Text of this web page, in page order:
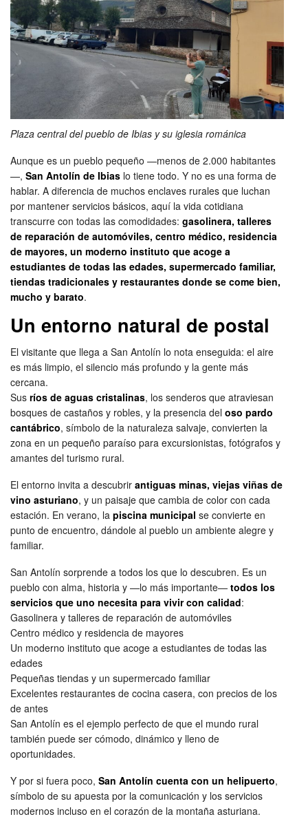
Plaza central del pueblo de Ibias y su iglesia románica
Aunque es un pueblo pequeño —menos de 2.000 habitantes
—, San Antolín de Ibias lo tiene todo. Y no es una forma de
hablar. A diferencia de muchos enclaves rurales que luchan
por mantener servicios básicos, aquí la vida cotidiana
transcurre con todas las comodidades: gasolinera, talleres
de reparación de automóviles, centro médico, residencia
de mayores, un moderno instituto que acoge a
estudiantes de todas las edades, supermercado familiar,
tiendas tradicionales y restaurantes donde se come bien,
mucho y barato.
Un entorno natural de postal
El visitante que llega a San Antolín lo nota enseguida: el aire
es más limpio, el silencio más profundo y la gente más
cercana.
Sus ríos de aguas cristalinas, los senderos que atraviesan
bosques de castaños y robles, y la presencia del oso pardo
cantábrico, símbolo de la naturaleza salvaje, convierten la
zona en un pequeño paraíso para excursionistas, fotógrafos y
amantes del turismo rural.
El entorno invita a descubrir antiguas minas, viejas viñas de
vino asturiano, y un paisaje que cambia de color con cada
estación. En verano, la piscina municipal se convierte en
punto de encuentro, dándole al pueblo un ambiente alegre y
familiar.
San Antolín sorprende a todos los que lo descubren. Es un
pueblo con alma, historia y —lo más importante— todos los
servicios que uno necesita para vivir con calidad:
Gasolinera y talleres de reparación de automóviles
Centro médico y residencia de mayores
Un moderno instituto que acoge a estudiantes de todas las
edades
Pequeñas tiendas y un supermercado familiar
Excelentes restaurantes de cocina casera, con precios de los
de antes
San Antolín es el ejemplo perfecto de que el mundo rural
también puede ser cómodo, dinámico y lleno de
oportunidades.
Y por si fuera poco, San Antolín cuenta con un helipuerto,
símbolo de su apuesta por la comunicación y los servicios
modernos incluso en el corazón de la montaña asturiana.